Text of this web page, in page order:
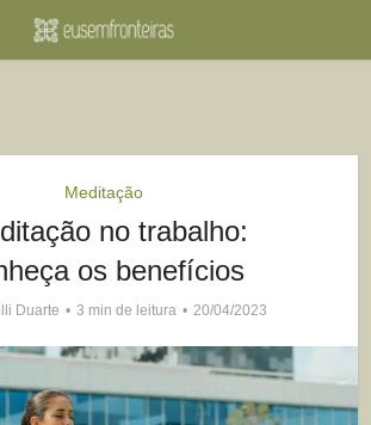
Meditação
no trabalho:
os benefícios
Duarte 3 min de leitura 20/04/2023